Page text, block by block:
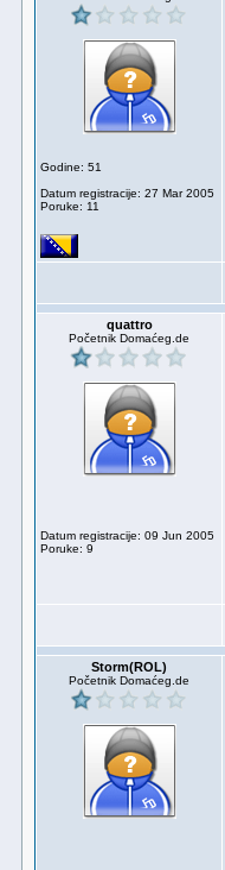
Godine: 51
Datum registracije: 27 Mar 2005
Poruke: 11
quattro
Početnik Domaćeg.de
Datum registracije: 09 Jun 2005
Poruke: 9
Storm(ROL)
Početnik Domaćeg.de